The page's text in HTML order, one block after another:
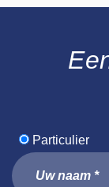
Particulier